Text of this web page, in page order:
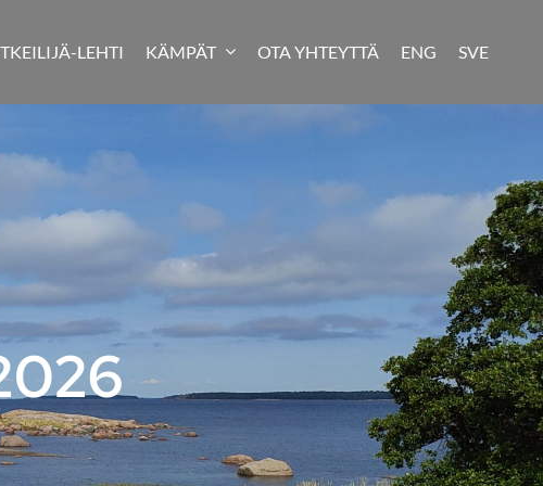
LEHTI KÄMPÄT OTA YHTEYTTÄ ENG SVE